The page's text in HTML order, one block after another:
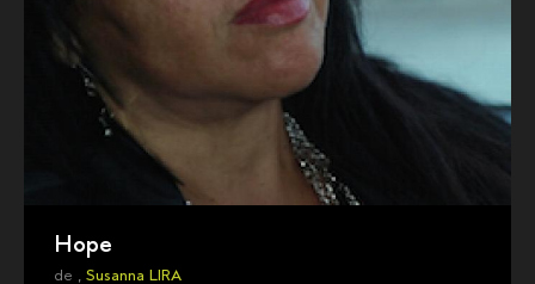
Hope
de , Susanna LIRA